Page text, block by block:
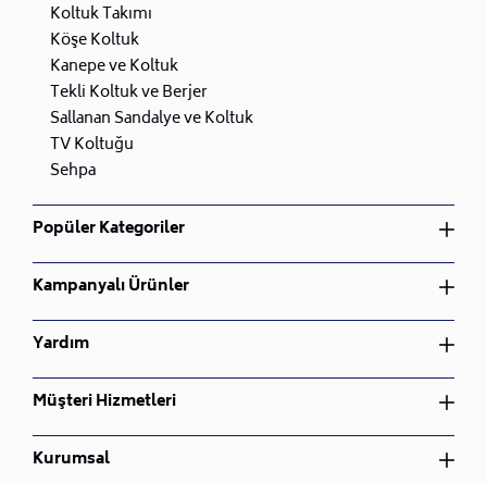
Koltuk Takımı
Köşe Koltuk
Kanepe ve Koltuk
Tekli Koltuk ve Berjer
Sallanan Sandalye ve Koltuk
TV Koltuğu
Sehpa
Popüler Kategoriler
Yatak Odası Takımı
Yemek Odası Takımı
Oturma Odası Takımı
Çocuk Odası Takımı
Bahçe Mobilyası
Nevresim Takımı
Kampanyalı Ürünler
Yatak Odası Takımı
Yemek Odası Takımı
Oturma Odası Takımı
Çocuk Odası Takımı
Bahçe Mobilyası
Nevresim Takımı
Yardım
Üyelik Sözleşmesi
İptal ve İade Koşulları
Gizlilik ve Güvenlik
Mesafeli Satış Sözleşmesi
Müşteri Hizmetleri
Sipariş Takibi
İade ve Değişim
Kurumsal